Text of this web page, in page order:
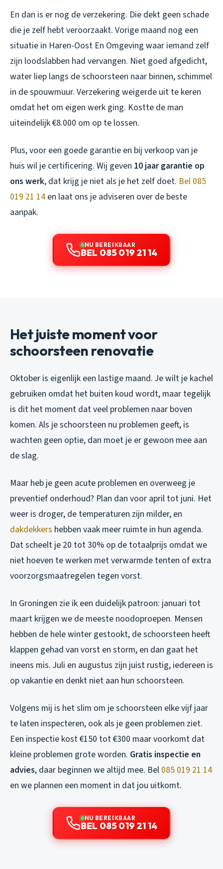
En dan is er nog de verzekering. Die dekt geen schade
die je zelf hebt veroorzaakt. Vorige maand nog een
situatie in Haren-Oost En Omgeving waar iemand zelf
zijn loodslabben had vervangen. Niet goed afgedicht,
water liep langs de schoorsteen naar binnen, schimmel
in de spouwmuur. Verzekering weigerde uit te keren
omdat het om eigen werk ging. Kostte de man
uiteindelijk €8.000 om op te lossen.
Plus, voor een goede garantie en bij verkoop van je
huis wil je certificering. Wij geven 10 jaar garantie op
ons werk, dat krijg je niet als je het zelf doet. Bel 085
019 21 14 en laat ons je adviseren over de beste
aanpak.
NU BEREIKBAAR
BEL 085 019 21 14
Het juiste moment voor
schoorsteen renovatie
Oktober is eigenlijk een lastige maand. Je wilt je kachel
gebruiken omdat het buiten koud wordt, maar tegelijk
is dit het moment dat veel problemen naar boven
komen. Als je schoorsteen nu problemen geeft, is
wachten geen optie, dan moet je er gewoon mee aan
de slag.
Maar heb je geen acute problemen en overweeg je
preventief onderhoud? Plan dan voor april tot juni. Het
weer is droger, de temperaturen zijn milder, en
dakdekkers hebben vaak meer ruimte in hun agenda.
Dat scheelt je 20 tot 30% op de totaalprijs omdat we
niet hoeven te werken met verwarmde tenten of extra
voorzorgsmaatregelen tegen vorst.
In Groningen zie ik een duidelijk patroon: januari tot
maart krijgen we de meeste noodoproepen. Mensen
hebben de hele winter gestookt, de schoorsteen heeft
klappen gehad van vorst en storm, en dan gaat het
ineens mis. Juli en augustus zijn juist rustig, iedereen is
op vakantie en denkt niet aan hun schoorsteen.
Volgens mij is het slim om je schoorsteen elke vijf jaar
te laten inspecteren, ook als je geen problemen ziet.
Een inspectie kost €150 tot €300 maar voorkomt dat
kleine problemen grote worden. Gratis inspectie en
advies, daar beginnen we altijd mee. Bel 085 019 21 14
en we plannen een moment in dat jou uitkomt.
NU BEREIKBAAR
BEL 085 019 21 14